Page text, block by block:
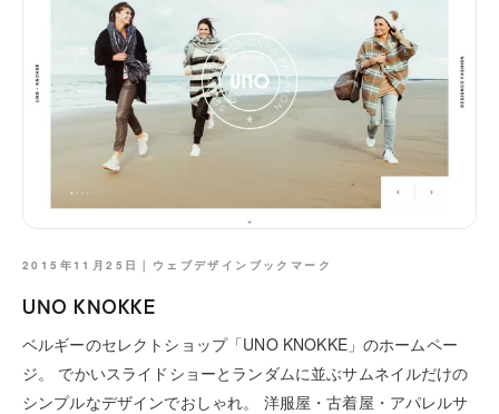
2015年11月25日｜ ウェブデザインブックマーク
UNO KNOKKE
ベルギーのセレクトショップ「UNO KNOKKE」のホームペー
ジ。 でかいスライドショーとランダムに並ぶサムネイルだけの
シンプルなデザインでおしゃれ。 洋服屋・古着屋・アパレルサ